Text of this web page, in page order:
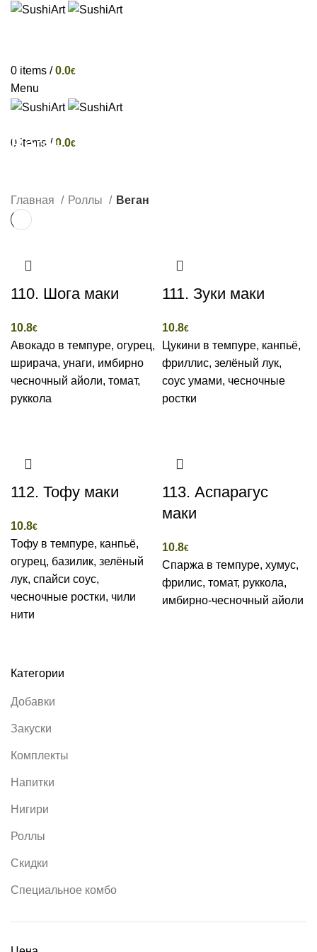
0 items / 0.0€
Menu
0 items / 0.0€
Веган
Категории
Добавки
Закуски
Комплекты
Напитки
Нигири
Роллы
Скидки
Специальное комбо
Главная Роллы Веган
110. Шога маки
10.8€
Авокадо в темпуре, огурец,
шрирача, унаги, имбирно
чесночный айоли, томат,
руккола
111. Зуки маки
10.8€
Цукини в темпуре, канпьё,
фриллис, зелёный лук,
соус умами, чесночные
ростки
112. Тофу маки
10.8€
Тофу в темпуре, канпьё,
огурец, базилик, зелёный
лук, спайси соус,
чесночные ростки, чили
нити
113. Аспарaгус
маки
10.8€
Спаржа в темпуре, хумус,
фрилис, томат, руккола,
имбирно-чесночный айоли